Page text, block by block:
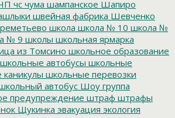
чс чума шампанское Шапиро
швейная фабрика Шевченко
школа школа № 10 школа №
№ 9 школы школьная ярмарка
из Томсино школьное образование
школьные автобусы школьные
школьные перевозки
автобус Шоу группа
предупреждение штраф штрафы
Щукинка эвакуация экология